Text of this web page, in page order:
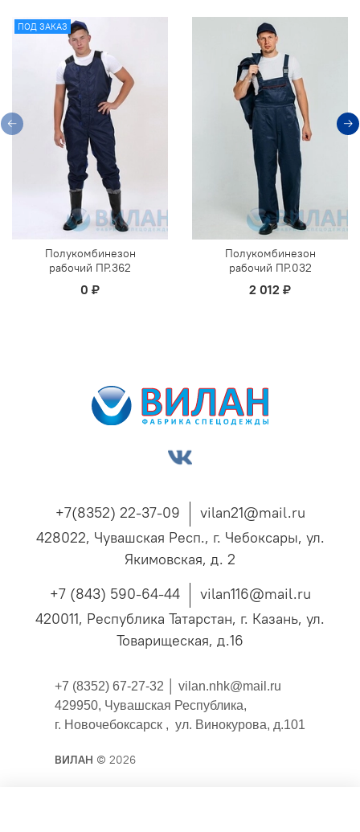
ПОД ЗАКАЗ
Полукомбинезон
рабочий ПР.362
0 ₽
Полукомбинезон
рабочий ПР.032
2 012 ₽
+7(8352) 22-37-09
vilan21@mail.ru
428022, Чувашская Респ., г. Чебоксары, ул.
Якимовская, д. 2
+7 (843) 590-64-44
vilan116@mail.ru
420011, Республика Татарстан, г. Казань, ул.
Товарищеская, д.16
+7 (8352) 67-27-32 │ vilan.nhk@mail.ru
429950, Чувашская Республика,
г. Новочебоксарск , ул. Винокурова, д.101
ВИЛАН © 2026